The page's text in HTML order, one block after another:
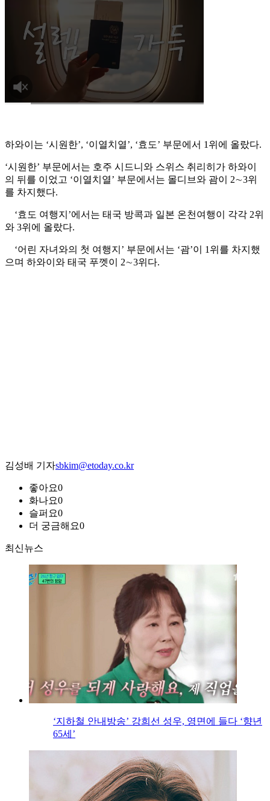
하와이는 ‘시원한’, ‘이열치열’, ‘효도’ 부문에서 1위에 올랐다.
‘시원한’ 부문에서는 호주 시드니와 스위스 취리히가 하와이
의 뒤를 이었고 ‘이열치열’ 부문에서는 몰디브와 괌이 2∼3위
를 차지했다.
‘효도 여행지’에서는 태국 방콕과 일본 온천여행이 각각 2위
와 3위에 올랐다.
‘어린 자녀와의 첫 여행지’ 부문에서는 ‘괌’이 1위를 차지했
으며 하와이와 태국 푸껫이 2∼3위다.
김성배 기자sbkim@etoday.co.kr
좋아요0
화나요0
슬퍼요0
더 궁금해요0
최신뉴스
‘지하철 안내방송’ 강희선 성우, 영면에 들다 ‘향년
65세’